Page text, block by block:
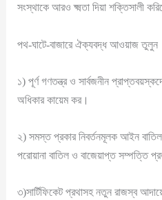
সংস্থাকে আরও ক্ষ্মতা দিয়া শক্তিসালী
পথ-ঘাটে-বাজারে ঐক্যবদ্ধ আওয়াজ তুলুন
১) পূর্ণ গণতন্ত্র ও সার্বজনীন
অধিকার কায়েম কর।
২) সমস্ত প্রকার নিবর্তনমূলক আইন
পরোয়ানা বাতিল ও বাজেয়াপ্ত সম্পত্তি
৩)সার্টিফিকেট প্রথাসহ নতুন রাজস্ব